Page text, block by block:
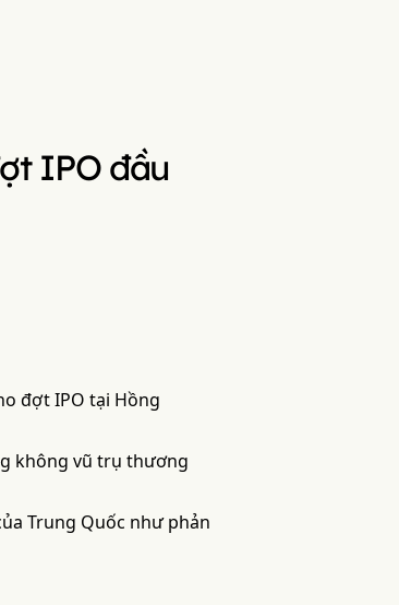
IPO đầu
đợt IPO tại Hồng
không vũ trụ thương
Trung Quốc như phản